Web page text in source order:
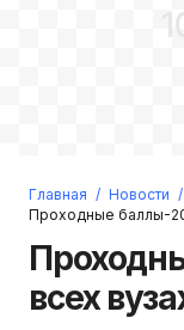
Главная / Новости /
Проходные баллы-
всех